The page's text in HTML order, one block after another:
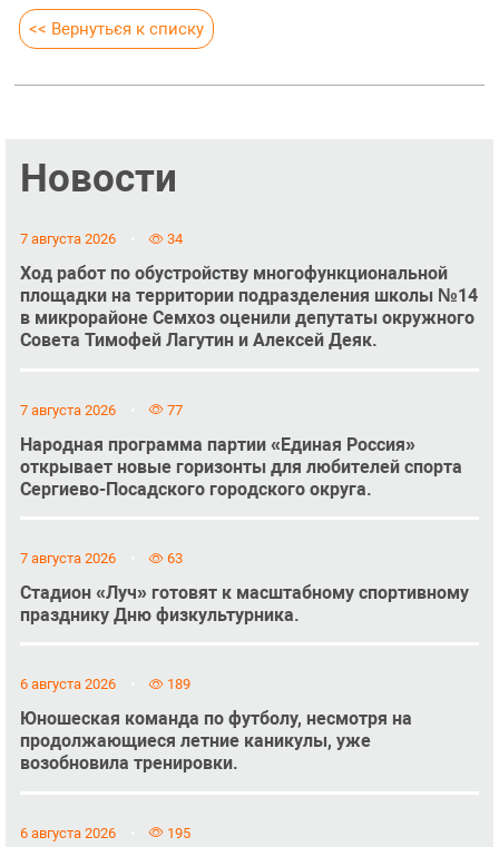
<< Вернуться к списку
Новости
7 августа 2026 34
Ход работ по обустройству многофункциональной
площадки на территории подразделения школы №14
в микрорайоне Семхоз оценили депутаты окружного
Совета Тимофей Лагутин и Алексей Деяк.
7 августа 2026 77
Народная программа партии «Единая Россия»
открывает новые горизонты для любителей спорта
Сергиево-Посадского городского округа.
7 августа 2026 63
Стадион «Луч» готовят к масштабному спортивному
празднику Дню физкультурника.
6 августа 2026 189
Юношеская команда по футболу, несмотря на
продолжающиеся летние каникулы, уже
возобновила тренировки.
6 августа 2026 195